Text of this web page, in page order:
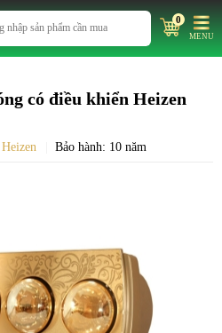
0
MENU
có điều khiển Heizen
Heizen Bảo hành: 10 năm